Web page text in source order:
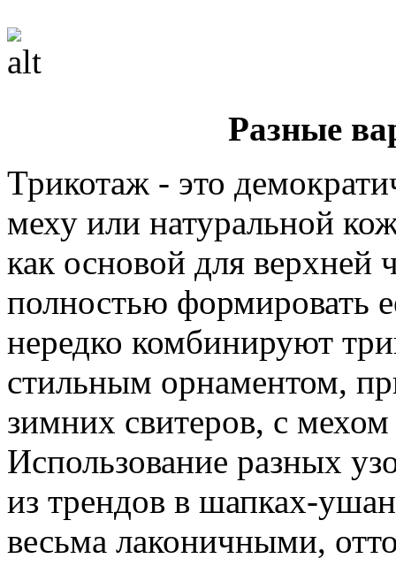
Разные
Трикотаж - это
меху или натуральной
как основой для верхней
полностью формировать
нередко комбинируют
стильным орнаментом,
зимних свитеров, с
Использование разных
из трендов в шапках-
весьма лаконичными,